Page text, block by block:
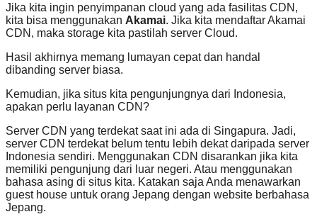
Jika kita ingin penyimpanan cloud yang ada fasilitas CDN,
kita bisa menggunakan Akamai. Jika kita mendaftar Akamai
CDN, maka storage kita pastilah server Cloud.
Hasil akhirnya memang lumayan cepat dan handal
dibanding server biasa.
Kemudian, jika situs kita pengunjungnya dari Indonesia,
apakan perlu layanan CDN?
Server CDN yang terdekat saat ini ada di Singapura. Jadi,
server CDN terdekat belum tentu lebih dekat daripada server
Indonesia sendiri. Menggunakan CDN disarankan jika kita
memiliki pengunjung dari luar negeri. Atau menggunakan
bahasa asing di situs kita. Katakan saja Anda menawarkan
guest house untuk orang Jepang dengan website berbahasa
Jepang.